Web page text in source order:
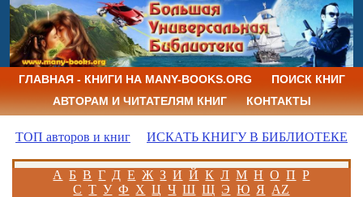
ГЛАВНАЯ - КНИГИ НА MANY-BOOKS.ORG
ПОИСК КНИГ
АВТОРАМ И ЧИТАТЕЛЯМ КНИГ
КОНТАКТЫ
ТОП авторов и книг ИСКАТЬ КНИГУ В БИБЛИОТЕКЕ
А Б В Г Д Е Ж З И Й К Л М Н О П Р
С Т У Ф Х Ц Ч Ш Щ Э Ю Я AZ